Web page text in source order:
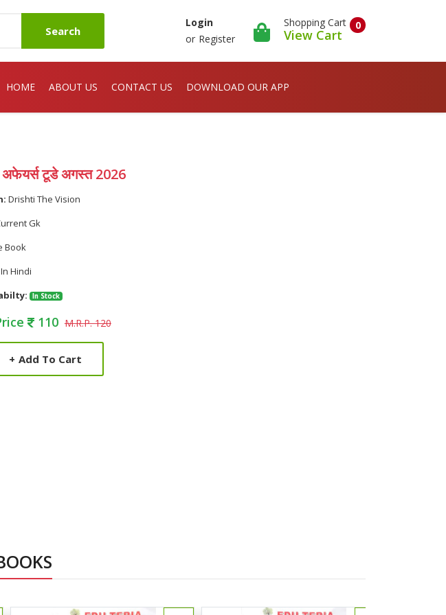
Search
Login
or Register
0
Shopping Cart
View Cart
HOME ABOUT US CONTACT US DOWNLOAD OUR APP
अफेयर्स टूडे अगस्त 2026
Drishti The Vision
Gk
Book
In Hindi
In Stock
110 M.R.P. 120
+ Add To Cart